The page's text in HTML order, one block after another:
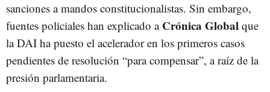
sanciones a mandos constitucionalistas. Sin embargo,
fuentes policiales han explicado a Crónica Global que
la DAI ha puesto el acelerador en los primeros casos
pendientes de resolución “para compensar”, a raíz de la
presión parlamentaria.